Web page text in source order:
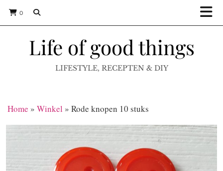
0
Life of good things
LIFESTYLE, RECEPTEN & DIY
Home » Winkel » Rode knopen 10 stuks